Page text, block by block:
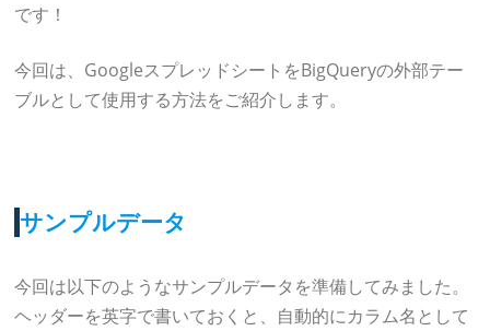
です！
今回は、GoogleスプレッドシートをBigQueryの外部テー
ブルとして使用する方法をご紹介します。
サンプルデータ
今回は以下のようなサンプルデータを準備してみました。
ヘッダーを英字で書いておくと、自動的にカラム名として